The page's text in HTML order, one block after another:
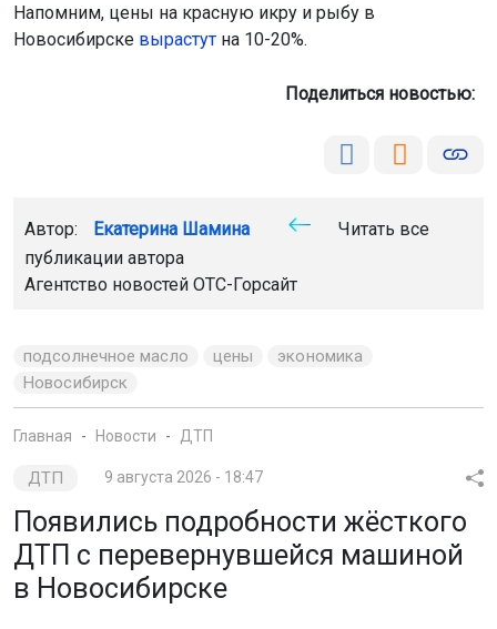
Напомним, цены на красную икру и рыбу в
Новосибирске вырастут на 10-20%.
Поделиться новостью:
Автор: Екатерина Шамина
Читать все
публикации автора
Агентство новостей ОТС-Горсайт
подсолнечное масло цены
экономика
Новосибирск
Главная Новости ДТП
ДТП 9 августа 2026 - 18:47
Появились подробности жёсткого
ДТП с перевернувшейся машиной
в Новосибирске